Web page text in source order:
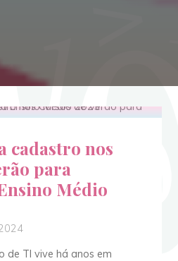
cadastro nos
para
Médio
de TI vive há anos em